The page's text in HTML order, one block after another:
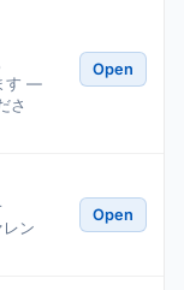
す —
さ
Open
ン
Open